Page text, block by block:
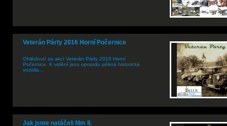
Veterán Párty 2016 Horní Počernice
Ohlédnutí za akcí Veterán Párty 2016 Horní
Počernice. K vidění jsou opravdu pěkná historická
vozidla…
Jak jsme natáčeli film II.